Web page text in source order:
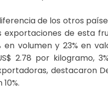
de los otros
de esta
en volumen y 23% en
2.78 por kilogramo,
destacaron